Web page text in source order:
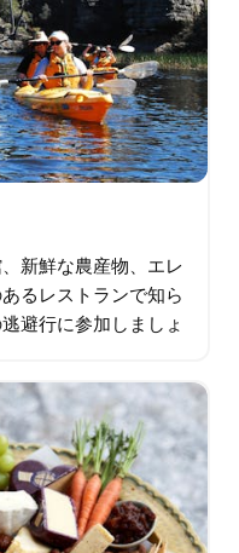
新鮮な農産物、エレ
るレストランで知ら
避行に参加しましょ
ャー…